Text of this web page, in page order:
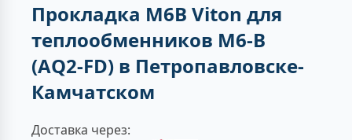
Прокладка M6B Viton для
теплообменников M6-B
(AQ2-FD) в Петропавловске-
Камчатском
Доставка через: